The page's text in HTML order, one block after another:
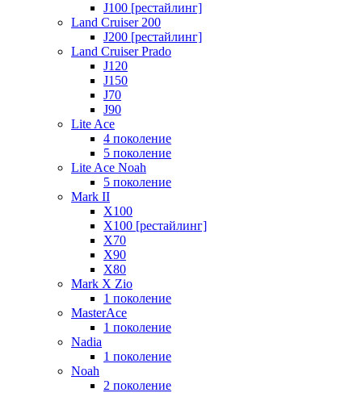
J100 [рестайлинг]
Land Cruiser 200
J200 [рестайлинг]
Land Cruiser Prado
J120
J150
J70
J90
Lite Ace
4 поколение
5 поколение
Lite Ace Noah
5 поколение
Mark II
X100
X100 [рестайлинг]
X70
X90
Х80
Mark X Zio
1 поколение
MasterAce
1 поколение
Nadia
1 поколение
Noah
2 поколение